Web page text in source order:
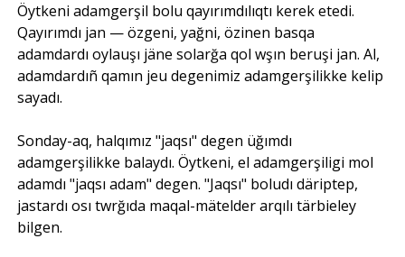
Öytkeni adamgerşil bolu qayırımdılıqtı kerek etedi.
Qayırımdı jan — özgeni, yağni, özinen basqa
adamdardı oylauşı jäne solarğa qol wşın beruşi jan. Al,
adamdardıñ qamın jeu degenimiz adamgerşilikke kelip
sayadı.
Sonday-aq, halqımız "jaqsı" degen üğımdı
adamgerşilikke balaydı. Öytkeni, el adamgerşiligi mol
adamdı "jaqsı adam" degen. "Jaqsı" boludı däriptep,
jastardı osı twrğıda maqal-mätelder arqılı tärbieley
bilgen.